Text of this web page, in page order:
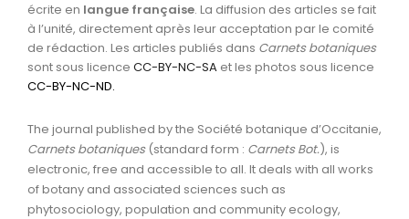
écrite en langue française. La diffusion des articles se fait
à l’unité, directement après leur acceptation par le comité
de rédaction. Les articles publiés dans Carnets botaniques
sont sous licence CC-BY-NC-SA et les photos sous licence
CC-BY-NC-ND.
The journal published by the Société botanique d’Occitanie,
Carnets botaniques (standard form : Carnets Bot.), is
electronic, free and accessible to all. It deals with all works
of botany and associated sciences such as
phytosociology, population and community ecology,